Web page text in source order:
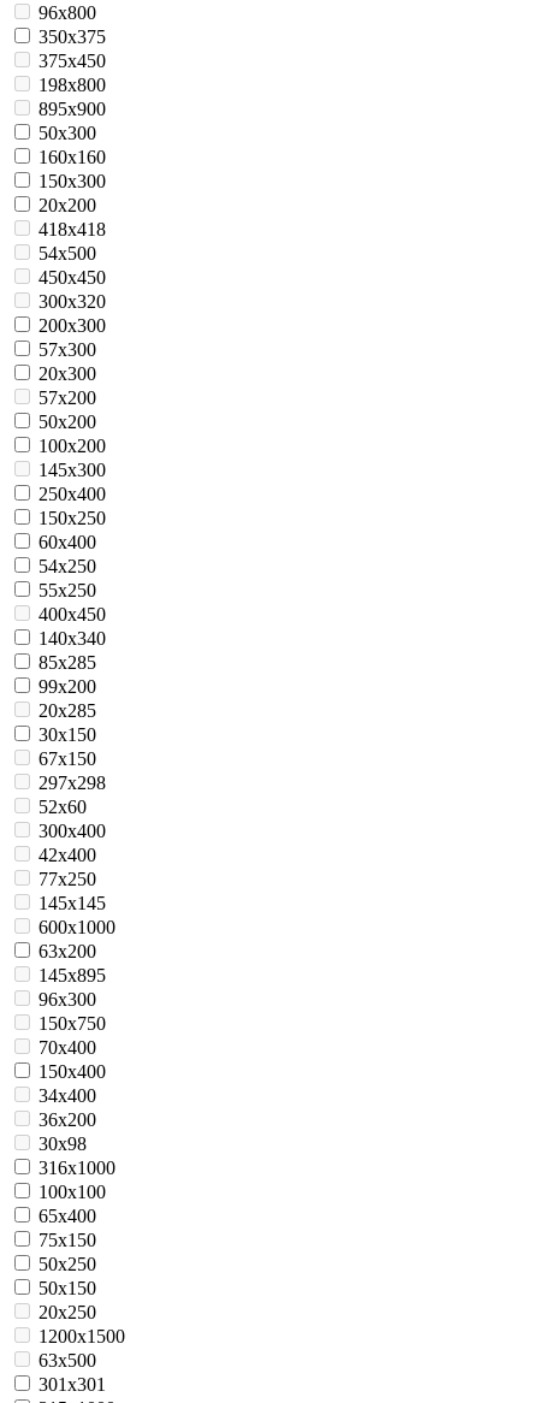
96x800
350x375
375x450
198x800
895х900
50x300
160х160
150x300
20х200
418x418
54x500
450x450
300x320
200x300
57x300
20x300
57x200
50x200
100x200
145x300
250x400
150x250
60x400
54x250
55x250
400x450
140x340
85х285
99x200
20x285
30x150
67х150
297x298
52x60
300x400
42x400
77x250
145x145
600x1000
63x200
145x895
96x300
150x750
70x400
150x400
34x400
36х200
30х98
316x1000
100x100
65x400
75x150
50x250
50x150
20х250
1200x1500
63х500
301х301